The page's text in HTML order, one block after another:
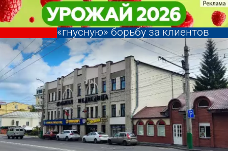
История Пензы:
Предприниматели вели
«гнусную» борьбу за клиентов
История
История Пензы:
Предприниматели вели
«гнусную» борьбу за клиентов
История
Другие новости
по теме
Погода и курсы
валют в Пензе